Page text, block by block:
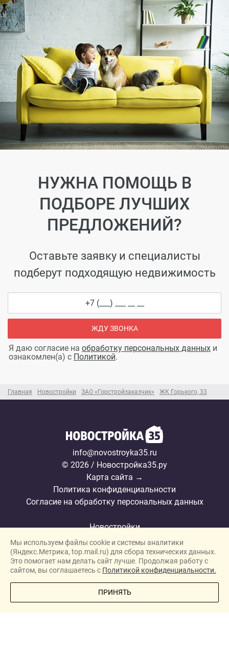
Главная Новостройки ЗАО «Горстройзаказчик» ЖК Горького, 33
НУЖНА ПОМОЩЬ В
ПОДБОРЕ ЛУЧШИХ
ПРЕДЛОЖЕНИЙ?
Оставьте заявку и специалисты
подберут подходящую недвижимость
ЖДУ ЗВОНКА
Я даю согласие на обработку персональных данных и
ознакомлен(а) с Политикой.
info@novostroyka35.ru
© 2026 / Новостройка35.ру
Карта сайта →
Политика конфиденциальности
Согласие на обработку персональных данных
Новостройки
Застройщики
Ипотека
Полезная информация
Видеообзоры ЖК
ПОЗВОНИТЕ МНЕ
Мы используем файлы cookie и системы аналитики
(Яндекс.Метрика, top.mail.ru) для сбора технических данных.
Это помогает нам делать сайт лучше. Продолжая работу с
сайтом, вы соглашаетесь с Политикой конфиденциальности.
ПРИНЯТЬ